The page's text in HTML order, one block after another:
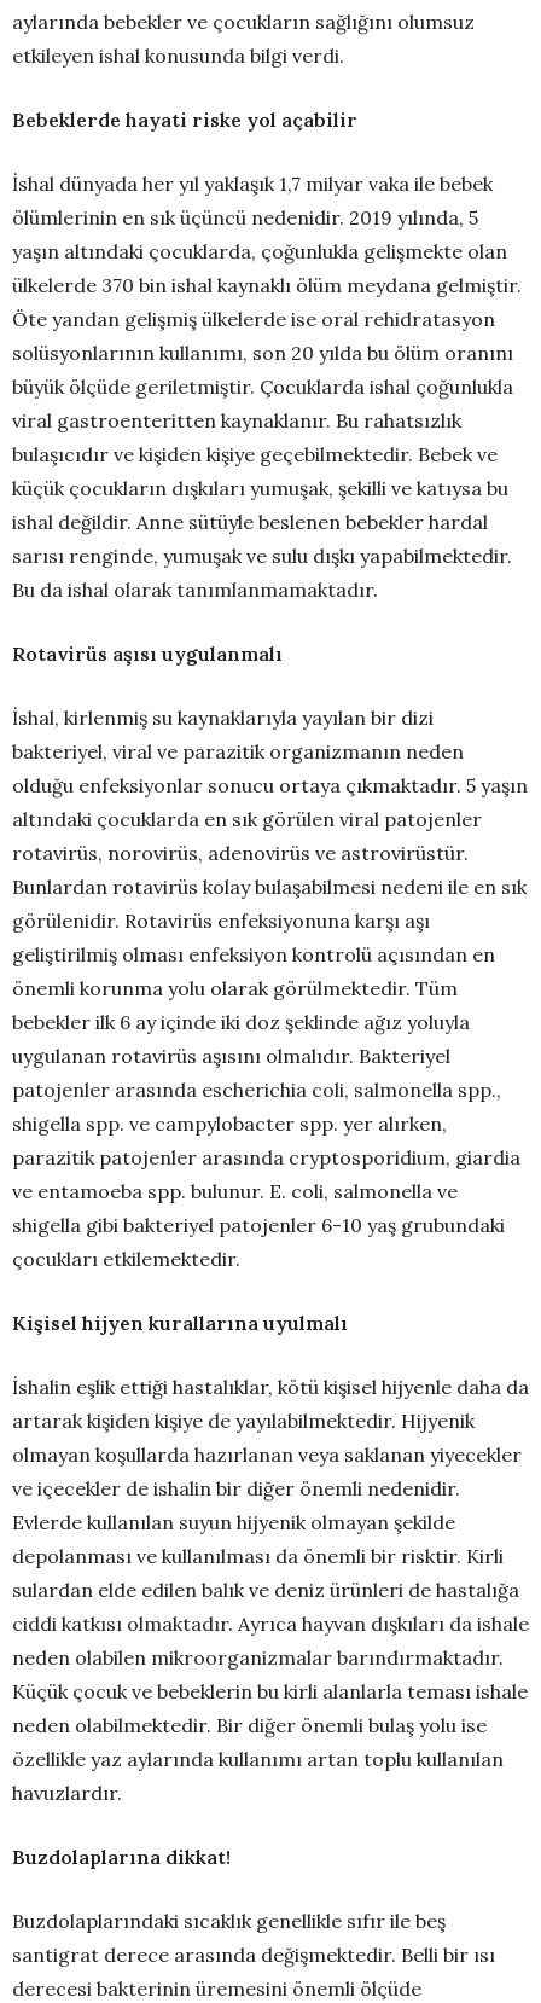
aylarında bebekler ve çocukların sağlığını olumsuz
etkileyen ishal konusunda bilgi verdi.
Bebeklerde hayati riske yol açabilir
İshal dünyada her yıl yaklaşık 1,7 milyar vaka ile bebek
ölümlerinin en sık üçüncü nedenidir. 2019 yılında, 5
yaşın altındaki çocuklarda, çoğunlukla gelişmekte olan
ülkelerde 370 bin ishal kaynaklı ölüm meydana gelmiştir.
Öte yandan gelişmiş ülkelerde ise oral rehidratasyon
solüsyonlarının kullanımı, son 20 yılda bu ölüm oranını
büyük ölçüde geriletmiştir. Çocuklarda ishal çoğunlukla
viral gastroenteritten kaynaklanır. Bu rahatsızlık
bulaşıcıdır ve kişiden kişiye geçebilmektedir. Bebek ve
küçük çocukların dışkıları yumuşak, şekilli ve katıysa bu
ishal değildir. Anne sütüyle beslenen bebekler hardal
sarısı renginde, yumuşak ve sulu dışkı yapabilmektedir.
Bu da ishal olarak tanımlanmamaktadır.
Rotavirüs aşısı uygulanmalı
İshal, kirlenmiş su kaynaklarıyla yayılan bir dizi
bakteriyel, viral ve parazitik organizmanın neden
olduğu enfeksiyonlar sonucu ortaya çıkmaktadır. 5 yaşın
altındaki çocuklarda en sık görülen viral patojenler
rotavirüs, norovirüs, adenovirüs ve astrovirüstür.
Bunlardan rotavirüs kolay bulaşabilmesi nedeni ile en sık
görülenidir. Rotavirüs enfeksiyonuna karşı aşı
geliştirilmiş olması enfeksiyon kontrolü açısından en
önemli korunma yolu olarak görülmektedir. Tüm
bebekler ilk 6 ay içinde iki doz şeklinde ağız yoluyla
uygulanan rotavirüs aşısını olmalıdır. Bakteriyel
patojenler arasında escherichia coli, salmonella spp.,
shigella spp. ve campylobacter spp. yer alırken,
parazitik patojenler arasında cryptosporidium, giardia
ve entamoeba spp. bulunur. E. coli, salmonella ve
shigella gibi bakteriyel patojenler 6-10 yaş grubundaki
çocukları etkilemektedir.
Kişisel hijyen kurallarına uyulmalı
İshalin eşlik ettiği hastalıklar, kötü kişisel hijyenle daha da
artarak kişiden kişiye de yayılabilmektedir. Hijyenik
olmayan koşullarda hazırlanan veya saklanan yiyecekler
ve içecekler de ishalin bir diğer önemli nedenidir.
Evlerde kullanılan suyun hijyenik olmayan şekilde
depolanması ve kullanılması da önemli bir risktir. Kirli
sulardan elde edilen balık ve deniz ürünleri de hastalığa
ciddi katkısı olmaktadır. Ayrıca hayvan dışkıları da ishale
neden olabilen mikroorganizmalar barındırmaktadır.
Küçük çocuk ve bebeklerin bu kirli alanlarla teması ishale
neden olabilmektedir. Bir diğer önemli bulaş yolu ise
özellikle yaz aylarında kullanımı artan toplu kullanılan
havuzlardır.
Buzdolaplarına dikkat!
Buzdolaplarındaki sıcaklık genellikle sıfır ile beş
santigrat derece arasında değişmektedir. Belli bir ısı
derecesi bakterinin üremesini önemli ölçüde